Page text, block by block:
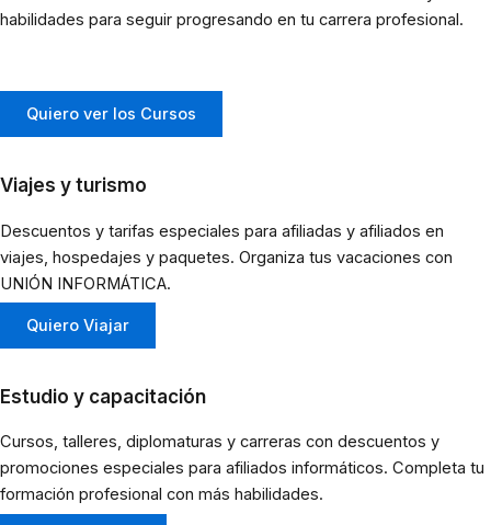
habilidades para seguir progresando en tu carrera profesional.
Quiero ver los Cursos
Viajes y turismo
Descuentos y tarifas especiales para afiliadas y afiliados en
viajes, hospedajes y paquetes. Organiza tus vacaciones con
UNIÓN INFORMÁTICA.
Quiero Viajar
Estudio y capacitación
Cursos, talleres, diplomaturas y carreras con descuentos y
promociones especiales para afiliados informáticos. Completa tu
formación profesional con más habilidades.